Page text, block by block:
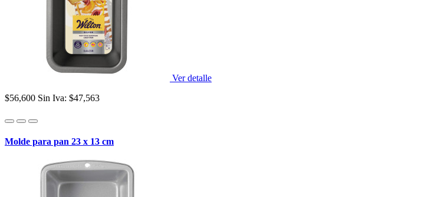
Ver detalle
$56,600 Sin Iva: $47,563
Molde para pan 23 x 13 cm